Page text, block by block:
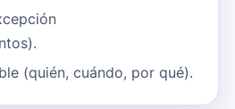
(quién, cuándo, por qué).